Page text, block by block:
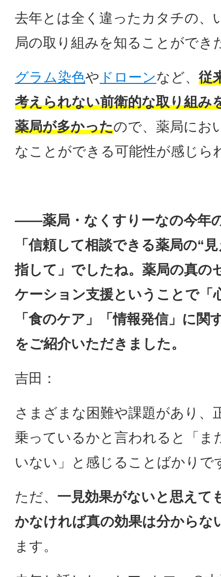
去年とは全く違ったカタチの、
局の取り組みを知ることができ
グラム染色や ドローンなど、 従
考えられない前衛的な取り組み
薬局が多かったので、薬局にお
なことができる可能性が感じら
——薬局・なくすりーなの今年
「信頼して相談できる薬局の“
指して」でしたね。 薬局の真の
ケーション支援ということで「
「食のケア」「情報発信」に関
をご紹介いただきました。
吉田：
さまざまな困難や課題があり、
乗っているかと言われると「ま
いない」と感じることばかりで
ただ、 一見効果がないと思えて
かなければ真の効果は分からな
ます。